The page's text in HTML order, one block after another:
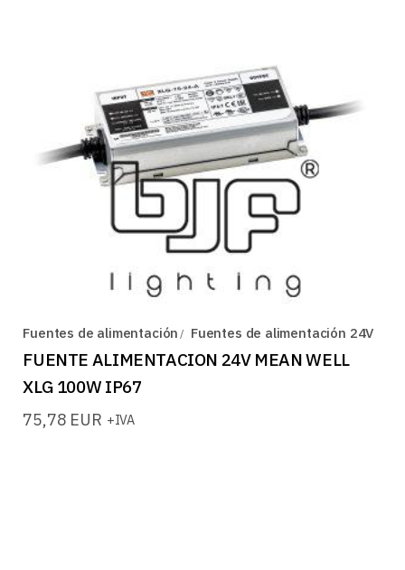
Fuentes de alimentación Fuentes de alimentación 24V
FUENTE ALIMENTACION 24V MEAN WELL
XLG 100W IP67
75,78 EUR +IVA